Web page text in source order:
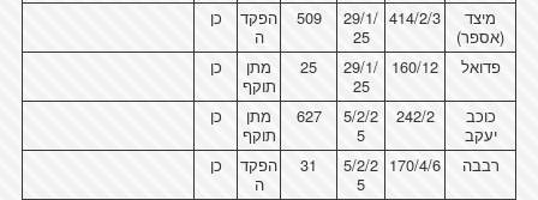
מיצד
(אספר)
414/2/3
29/1/
25
509
הפקד
ה
כן
פדואל 160/12
29/1/
25
25
מתן
תוקף
כן
כוכב
יעקב
242/2
5/2/2
5
627
מתן
תוקף
כן
רבבה 170/4/6
5/2/2
5
31
הפקד
ה
כן